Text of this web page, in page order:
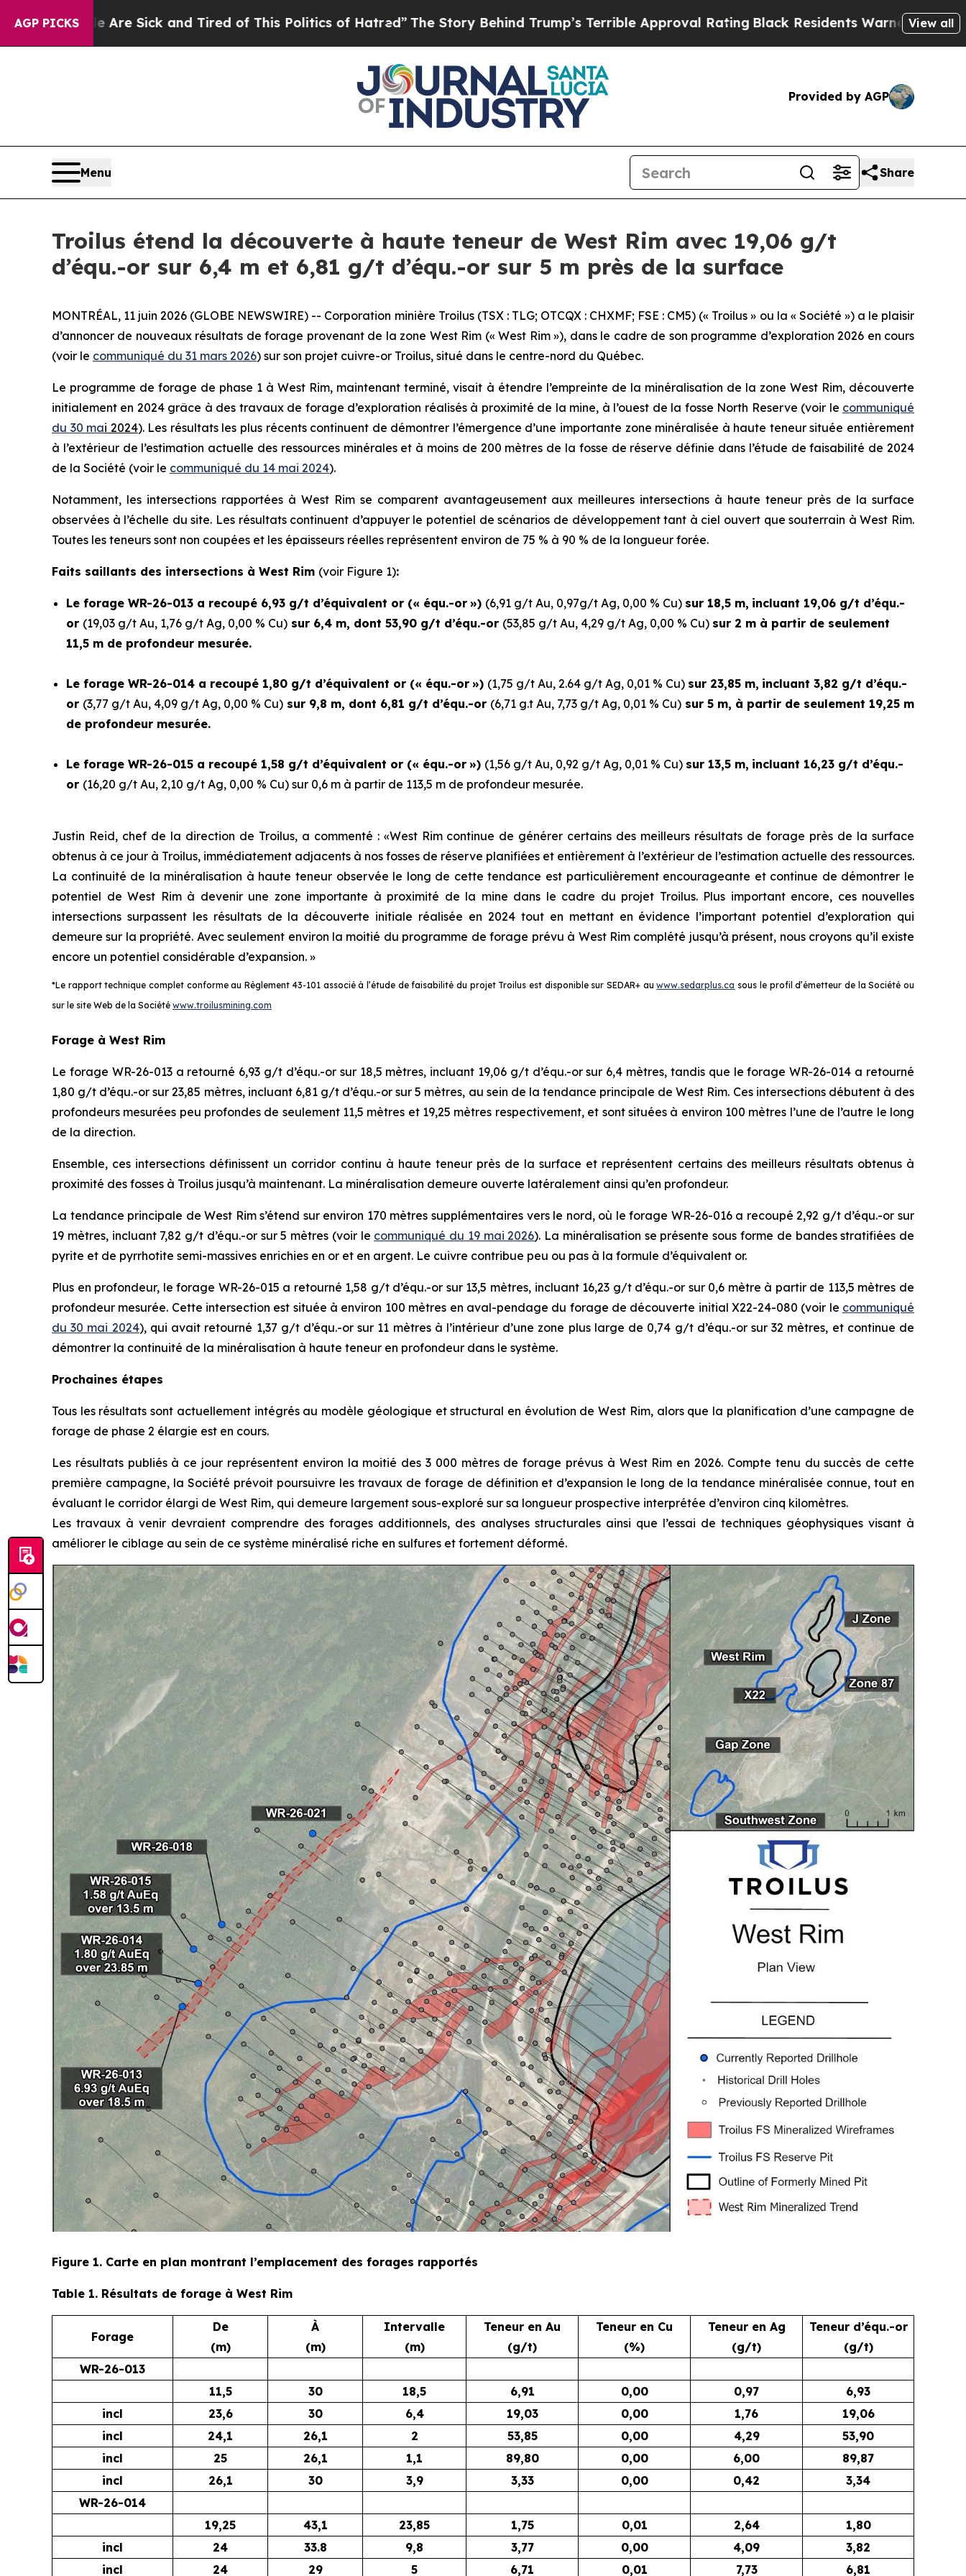
AGP PICKS
and Tired of This Politics of Hatred”The Story Behind Trump’s Terrible Approval RatingBlack Residents Warned of Abusive Cops for Years.
View all
Provided by AGP
Menu Share
Troilus étend la découverte à haute teneur de West Rim avec 19,06 g/t
d’équ.-or sur 6,4 m et 6,81 g/t d’équ.-or sur 5 m près de la surface
MONTRÉAL, 11 juin 2026 (GLOBE NEWSWIRE) -- Corporation minière Troilus (TSX : TLG; OTCQX : CHXMF; FSE : CM5) (« Troilus » ou la « Société ») a le plaisir
d’annoncer de nouveaux résultats de forage provenant de la zone West Rim (« West Rim »), dans le cadre de son programme d’exploration 2026 en cours
(voir le communiqué du 31 mars 2026) sur son projet cuivre-or Troilus, situé dans le centre-nord du Québec.
Le programme de forage de phase 1 à West Rim, maintenant terminé, visait à étendre l’empreinte de la minéralisation de la zone West Rim, découverte
initialement en 2024 grâce à des travaux de forage d’exploration réalisés à proximité de la mine, à l’ouest de la fosse North Reserve (voir le communiqué
du 30 mai 2024). Les résultats les plus récents continuent de démontrer l’émergence d’une importante zone minéralisée à haute teneur située entièrement
à l’extérieur de l’estimation actuelle des ressources minérales et à moins de 200 mètres de la fosse de réserve définie dans l’étude de faisabilité de 2024
de la Société (voir le communiqué du 14 mai 2024).
Notamment, les intersections rapportées à West Rim se comparent avantageusement aux meilleures intersections à haute teneur près de la surface
observées à l’échelle du site. Les résultats continuent d’appuyer le potentiel de scénarios de développement tant à ciel ouvert que souterrain à West Rim.
Toutes les teneurs sont non coupées et les épaisseurs réelles représentent environ de 75 % à 90 % de la longueur forée.
Faits saillants des intersections à West Rim (voir Figure 1):
Le forage WR-26-013 a recoupé 6,93 g/t d’équivalent or (« équ.-or ») (6,91 g/t Au, 0,97g/t Ag, 0,00 % Cu) sur 18,5 m, incluant 19,06 g/t d’équ.-
or (19,03 g/t Au, 1,76 g/t Ag, 0,00 % Cu) sur 6,4 m, dont 53,90 g/t d’équ.-or (53,85 g/t Au, 4,29 g/t Ag, 0,00 % Cu) sur 2 m à partir de seulement
11,5 m de profondeur mesurée.
Le forage WR-26-014 a recoupé 1,80 g/t d’équivalent or (« équ.-or ») (1,75 g/t Au, 2.64 g/t Ag, 0,01 % Cu) sur 23,85 m, incluant 3,82 g/t d’équ.-
or (3,77 g/t Au, 4,09 g/t Ag, 0,00 % Cu) sur 9,8 m, dont 6,81 g/t d’équ.-or (6,71 g.t Au, 7,73 g/t Ag, 0,01 % Cu) sur 5 m, à partir de seulement 19,25 m
de profondeur mesurée.
Le forage WR-26-015 a recoupé 1,58 g/t d’équivalent or (« équ.-or ») (1,56 g/t Au, 0,92 g/t Ag, 0,01 % Cu) sur 13,5 m, incluant 16,23 g/t d’équ.-
or (16,20 g/t Au, 2,10 g/t Ag, 0,00 % Cu) sur 0,6 m à partir de 113,5 m de profondeur mesurée.
Justin Reid, chef de la direction de Troilus, a commenté : «West Rim continue de générer certains des meilleurs résultats de forage près de la surface
obtenus à ce jour à Troilus, immédiatement adjacents à nos fosses de réserve planifiées et entièrement à l’extérieur de l’estimation actuelle des ressources.
La continuité de la minéralisation à haute teneur observée le long de cette tendance est particulièrement encourageante et continue de démontrer le
potentiel de West Rim à devenir une zone importante à proximité de la mine dans le cadre du projet Troilus. Plus important encore, ces nouvelles
intersections surpassent les résultats de la découverte initiale réalisée en 2024 tout en mettant en évidence l’important potentiel d’exploration qui
demeure sur la propriété. Avec seulement environ la moitié du programme de forage prévu à West Rim complété jusqu’à présent, nous croyons qu’il existe
encore un potentiel considérable d’expansion. »
*Le rapport technique complet conforme au Règlement 43-101 associé à l’étude de faisabilité du projet Troilus est disponible sur SEDAR+ auwww.sedarplus.ca sous le profil d’émetteur de la Société ou
sur le site Web de la Société www.troilusmining.com
Forage à West Rim
Le forage WR-26-013 a retourné 6,93 g/t d’équ.-or sur 18,5 mètres, incluant 19,06 g/t d’équ.-or sur 6,4 mètres, tandis que le forage WR-26-014 a retourné
1,80 g/t d’équ.-or sur 23,85 mètres, incluant 6,81 g/t d’équ.-or sur 5 mètres, au sein de la tendance principale de West Rim. Ces intersections débutent à des
profondeurs mesurées peu profondes de seulement 11,5 mètres et 19,25 mètres respectivement, et sont situées à environ 100 mètres l’une de l’autre le long
de la direction.
Ensemble, ces intersections définissent un corridor continu à haute teneur près de la surface et représentent certains des meilleurs résultats obtenus à
proximité des fosses à Troilus jusqu’à maintenant. La minéralisation demeure ouverte latéralement ainsi qu’en profondeur.
La tendance principale de West Rim s’étend sur environ 170 mètres supplémentaires vers le nord, où le forage WR-26-016 a recoupé 2,92 g/t d’équ.-or sur
19 mètres, incluant 7,82 g/t d’équ.-or sur 5 mètres (voir le communiqué du 19 mai 2026). La minéralisation se présente sous forme de bandes stratifiées de
pyrite et de pyrrhotite semi-massives enrichies en or et en argent. Le cuivre contribue peu ou pas à la formule d’équivalent or.
Plus en profondeur, le forage WR-26-015 a retourné 1,58 g/t d’équ.-or sur 13,5 mètres, incluant 16,23 g/t d’équ.-or sur 0,6 mètre à partir de 113,5 mètres de
profondeur mesurée. Cette intersection est située à environ 100 mètres en aval-pendage du forage de découverte initial X22-24-080 (voir le communiqué
du 30 mai 2024), qui avait retourné 1,37 g/t d’équ.-or sur 11 mètres à l’intérieur d’une zone plus large de 0,74 g/t d’équ.-or sur 32 mètres, et continue de
démontrer la continuité de la minéralisation à haute teneur en profondeur dans le système.
Prochaines étapes
Tous les résultats sont actuellement intégrés au modèle géologique et structural en évolution de West Rim, alors que la planification d’une campagne de
forage de phase 2 élargie est en cours.
Les résultats publiés à ce jour représentent environ la moitié des 3 000 mètres de forage prévus à West Rim en 2026. Compte tenu du succès de cette
première campagne, la Société prévoit poursuivre les travaux de forage de définition et d’expansion le long de la tendance minéralisée connue, tout en
évaluant le corridor élargi de West Rim, qui demeure largement sous-exploré sur sa longueur prospective interprétée d’environ cinq kilomètres.
Les travaux à venir devraient comprendre des forages additionnels, des analyses structurales ainsi que l’essai de techniques géophysiques visant à
améliorer le ciblage au sein de ce système minéralisé riche en sulfures et fortement déformé.
Figure 1. Carte en plan montrant l’emplacement des forages rapportés
Table 1. Résultats de forage à West Rim
Forage
De
(m)
À
(m)
Intervalle
(m)
Teneur en Au
(g/t)
Teneur en Cu
(%)
Teneur en Ag
(g/t)
Teneur d’équ.-or
(g/t)
WR-26-013
11,5
30 18,5 6,91 0,00 0,97
6,93
incl
23,6 30 6,4 19,03 0,00 1,76
19,06
incl
24,1 26,1 2 53,85 0,00 4,29
53,90
incl
25 26,1 1,1 89,80 0,00 6,00
89,87
incl
26,1 30 3,9 3,33 0,00 0,42
3,34
WR-26-014
19,25
43,1 23,85 1,75 0,01 2,64
1,80
incl
24 33.8 9,8 3,77 0,00 4,09
3,82
incl
24 29 5 6,71 0,01 7,73 6,81